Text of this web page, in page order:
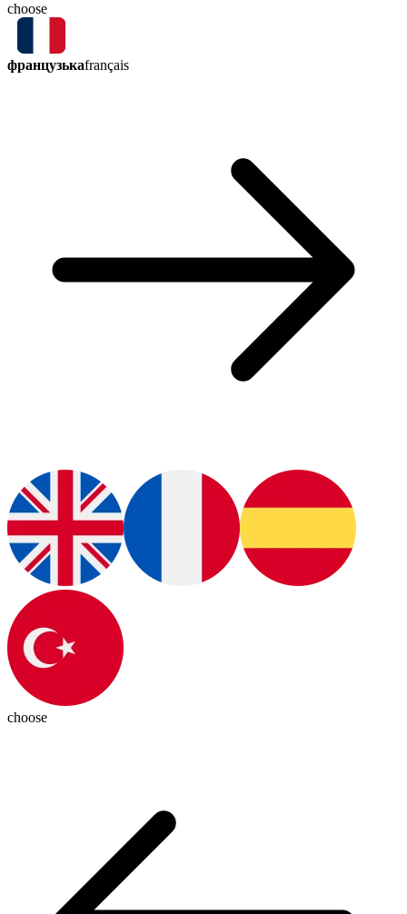
choose
французькаfrançais
choose